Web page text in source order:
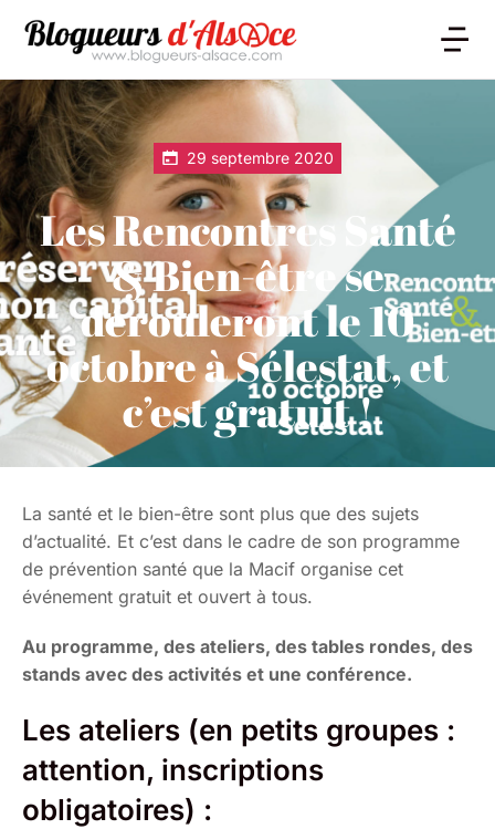
29 septembre 2020
Les Rencontres Santé
& Bien-être se
dérouleront le 10
octobre à Sélestat, et
c’est gratuit !
La santé et le bien-être sont plus que des sujets
d’actualité. Et c’est dans le cadre de son programme
de prévention santé que la Macif organise cet
événement gratuit et ouvert à tous.
Au programme, des ateliers, des tables rondes, des
stands avec des activités et une conférence.
Les ateliers (en petits groupes :
attention, inscriptions
obligatoires) :